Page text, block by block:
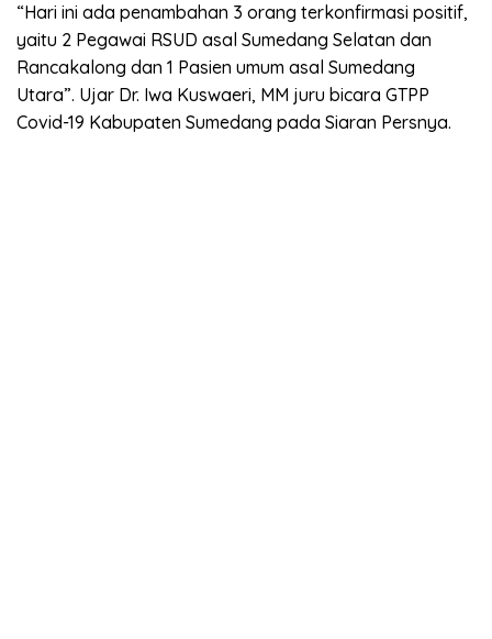
“Hari ini ada penambahan 3 orang terkonfirmasi positif,
yaitu 2 Pegawai RSUD asal Sumedang Selatan dan
Rancakalong dan 1 Pasien umum asal Sumedang
Utara”. Ujar Dr. Iwa Kuswaeri, MM juru bicara GTPP
Covid-19 Kabupaten Sumedang pada Siaran Persnya.